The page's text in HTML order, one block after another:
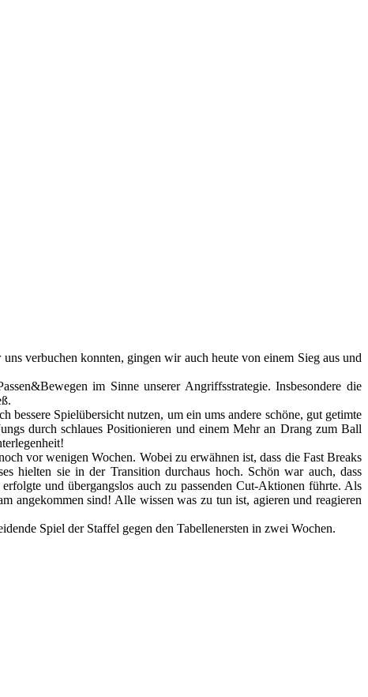
verbuchen konnten, gingen wir auch heute von einem Sieg aus und
im Sinne unserer Angriffsstrategie. Insbesondere die
Spielübersicht nutzen, um ein ums andere schöne, gut getimte
durch schlaues Positionieren und einem Mehr an Drang zum Ball
vor wenigen Wochen. Wobei zu erwähnen ist, dass die Fast Breaks
hielten sie in der Transition durchaus hoch. Schön war auch, dass
und übergangslos auch zu passenden Cut-Aktionen führte. Als
angekommen sind! Alle wissen was zu tun ist, agieren und reagieren
Spiel der Staffel gegen den Tabellenersten in zwei Wochen.